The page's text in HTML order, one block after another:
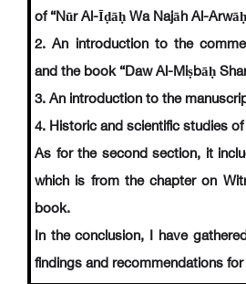
of “Nūr Al-Īḍāḥ Wa Najāh Al-
2. An introduction to the
and the book “Daw Al-Miṣbāḥ
3. An introduction to the
4. Historic and scientific studies
As for the second section, it
which is from the chapter on
book.
In the conclusion, I have
findings and recommendations